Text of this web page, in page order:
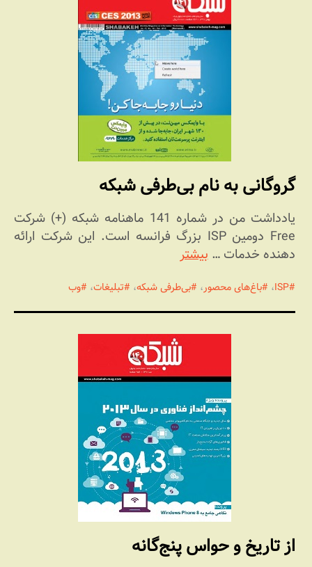
گروگانی به نام بی‌طرفی شبکه
یادداشت من در شماره 141 ماهنامه شبکه (+) شرکت
Free دومین ISP بزرگ فرانسه است. این شرکت ارائه
دهنده خدمات …بیشتر
ISP، باغ‌های محصور، بی‌طرفی شبکه، تبلیغات، وب
از تاریخ و حواس پنج‌گانه